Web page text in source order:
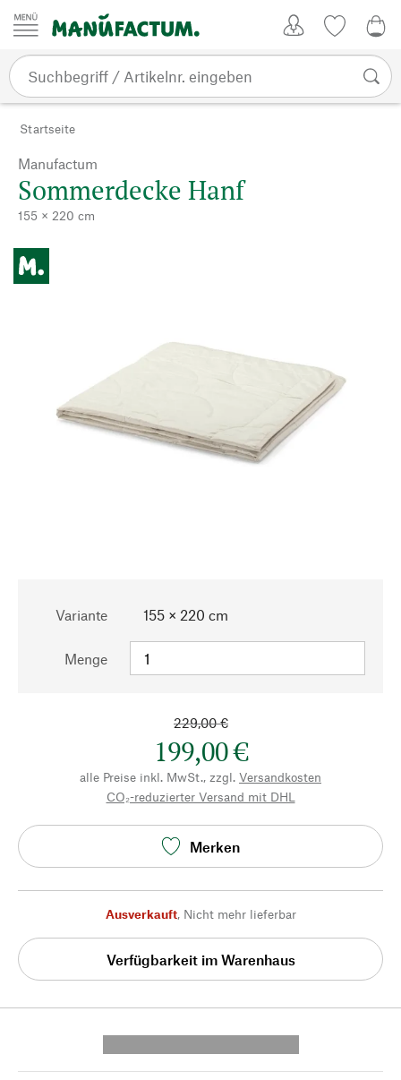
Zum Inhalt springen
Startseite
Manufactum
Sommerdecke Hanf
155 × 220 cm
Variante 155 × 220 cm
Menge
229,00 €
199,00 €
alle Preise inkl. MwSt., zzgl. Versandkosten
CO₂-reduzierter Versand mit DHL
Merken
Ausverkauft, Nicht mehr lieferbar
Verfügbarkeit im Warenhaus